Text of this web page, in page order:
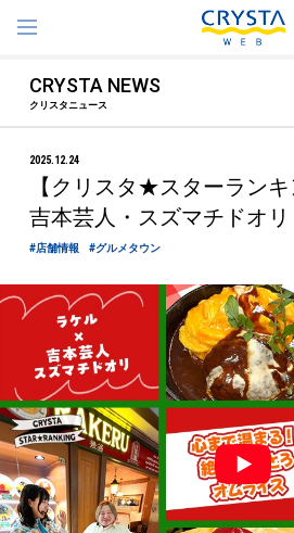
CRYSTA NEWS
クリスタニュース
2025.12.24
【クリスタ★スターラン
吉本芸人・スズマチドオリ
#店舗情報 #グルメタウン